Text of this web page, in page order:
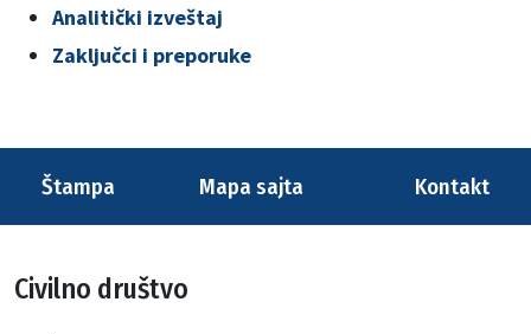
Analitički izveštaj
Zaključci i preporuke
Štampa Mapa sajta Kontakt
Civilno društvo